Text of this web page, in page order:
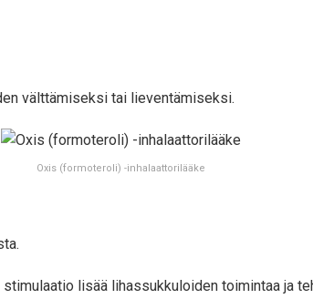
välttämiseksi tai lieventämiseksi.
Oxis (formoteroli) -inhalaattorilääke
lisää lihassukkuloiden toimintaa ja